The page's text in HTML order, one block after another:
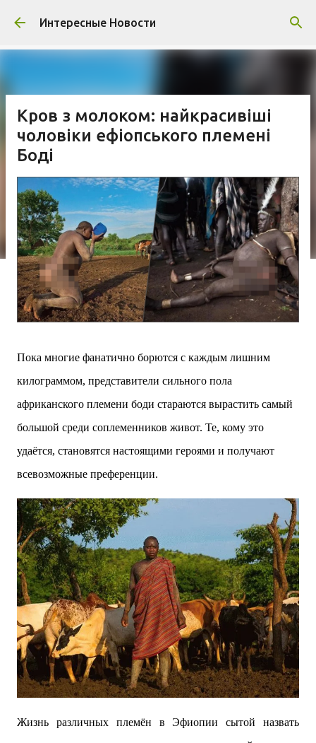
К основному контенту
Интересные Новости
Кров з молоком: найкрасивіші
чоловіки ефіопського племені
Боді
Пока многие фанатично борются с каждым лишним
килограммом, представители сильного пола
африканского племени боди стараются вырастить самый
большой среди соплеменников живот. Те, кому это
удаётся, становятся настоящими героями и получают
всевозможные преференции.
Жизнь различных племён в Эфиопии сытой назвать